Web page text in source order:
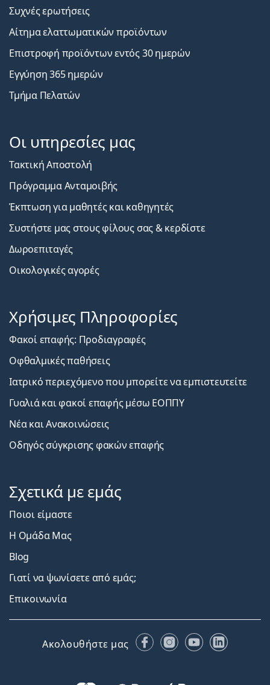
Συχνές ερωτήσεις
Αίτημα ελαττωματικών προϊόντων
Επιστροφή προϊόντων εντός 30 ημερών
Εγγύηση 365 ημερών
Τμήμα Πελατών
Οι υπηρεσίες μας
Τακτική Αποστολή
Πρόγραμμα Ανταμοιβής
Έκπτωση για μαθητές και καθηγητές
Συστήστε μας στους φίλους σας & κερδίστε
Δωροεπιταγές
Οικολογικές αγορές
Χρήσιμες Πληροφορίες
Φακοί επαφής: Προδιαγραφές
Οφθαλμικές παθήσεις
Ιατρικό περιεχόμενο που μπορείτε να εμπιστευτείτε
Γυαλιά και φακοί επαφής μέσω ΕΟΠΠΥ
Νέα και Ανακοινώσεις
Οδηγός σύγκρισης φακών επαφής
Σχετικά με εμάς
Ποιοι είμαστε
Η Ομάδα Μας
Blog
Γιατί να ψωνίσετε από εμάς;
Επικοινωνία
Ακολουθήστε μας FacebookInstagram
YouTubeLinkedIn